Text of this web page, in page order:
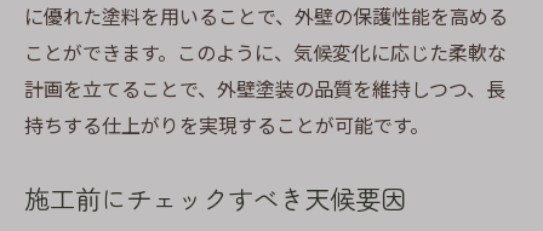
に優れた塗料を用いることで、外壁の保護性能を高める
ことができます。このように、気候変化に応じた柔軟な
計画を立てることで、外壁塗装の品質を維持しつつ、長
持ちする仕上がりを実現することが可能です。
施工前にチェックすべき天候要因